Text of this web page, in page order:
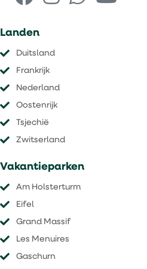
Landen
Duitsland
Frankrijk
Nederland
Oostenrijk
Tsjechië
​​​​​​​Zwitserland
Vakantieparken
Am Holsterturm
Eifel
Grand Massif
Les Menuires
Gaschurn